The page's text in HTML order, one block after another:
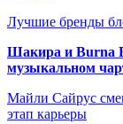
Лучшие бренды
Шакира и Burna
музыкальном
Майли Сайрус
этап карьеры